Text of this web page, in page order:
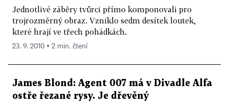
Jednotlivé záběry tvůrci přímo komponovali pro
trojrozměrný obraz. Vzniklo sedm desítek loutek,
které hrají ve třech pohádkách.
23. 9. 2010 ▪ 2 min. čtení
James Blond: Agent 007 má v Divadle Alfa
ostře řezané rysy. Je dřevěný